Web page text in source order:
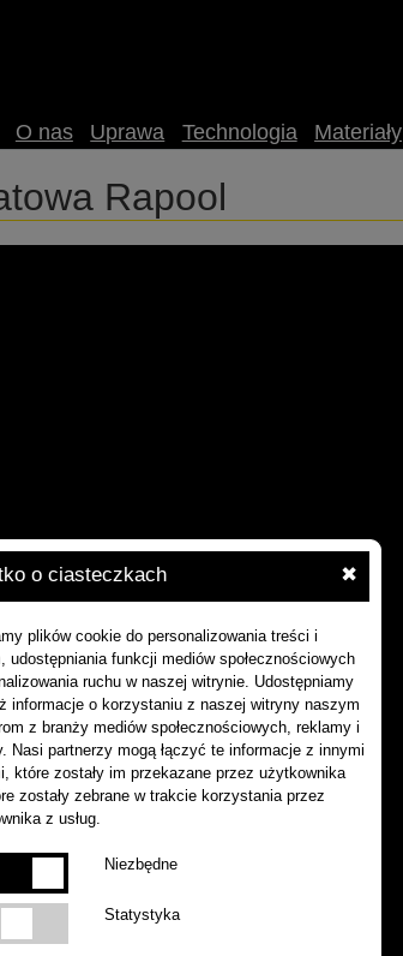
o ciasteczkach ✖
plików cookie do personalizowania treści i
udostępniania funkcji mediów społecznościowych
ruchu w naszej witrynie. Udostępniamy
informacje o korzystaniu z naszej witryny naszym
z branży mediów społecznościowych, reklamy i
Nasi partnerzy mogą łączyć te informacje z innymi
które zostały im przekazane przez użytkownika
zostały zebrane w trakcie korzystania przez
z usług.
Niezbędne
Statystyka
O nas Uprawa Technologia Materiały
Rapool